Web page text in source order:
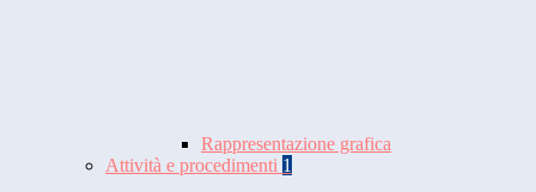
Rappresentazione grafica
Attività e procedimenti 1